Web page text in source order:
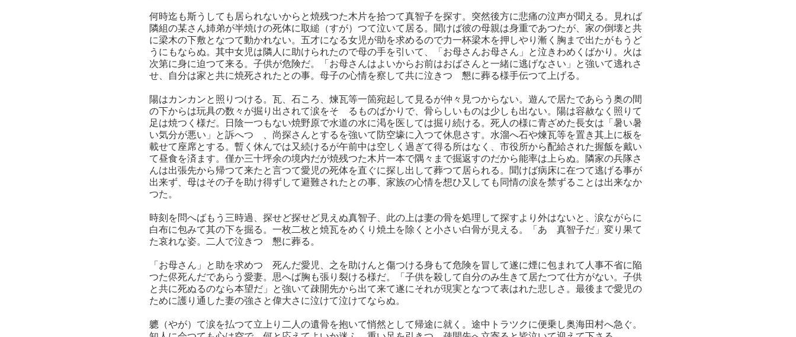
何時迄も斯うしても居られないからと焼残つた木片を拾つて真智子を探す。突然後方に悲痛の泣声が聞える。見れば
隣組の某さん姉弟が半焼けの死体に取縋（すが）つて泣いて居る。聞けば彼の母親は身重であつたが、家の倒壊と共
に梁木の下敷となつて動かれない。五才になる女児が助を求めるので力一杯梁木を押しやり漸く胸まで出たがもうど
うにもならぬ。其中女児は隣人に助けられたので母の手を引いて、「お母さんお母さん」と泣きわめくばかり。火は
次第に身に迫つて来る。子供が危険だ。「お母さんはよいからお前はおばさんと一緒に逃げなさい」と強いて逃れさ
せ、自分は家と共に焼死されたとの事。母子の心情を察して共に泣きつゝ懇に葬る様手伝つて上げる。
陽はカンカンと照りつける。瓦、石ころ、煉瓦等一箇宛起して見るが仲々見つからない。遊んで居たであらう奥の間
の下からは玩具の数々が掘り出されて涙をそゝるものばかりで、骨らしいものは少しも出ない。陽は容赦なく照りて
足は焼つく様だ。日陰一つもない焼野原で水道の水に渇を医しては掘り続ける。死人の様に青ざめた長女は「暑い暑
い気分が悪い」と訴へつゝ、尚探さんとするを強いて防空壕に入つて休息さす。水溜へ石や煉瓦等を置き其上に板を
載せて座席とする。暫く休んでは又続けるが午前中は空しく過ぎて得る所はなく、市役所から配給された握飯を戴い
て昼食を済ます。僅か三十坪余の境内だが焼残つた木片一本で隅々まで掘返すのだから能率は上らぬ。隣家の兵隊さ
んは出張先から帰つて来たと言つて愛児の死体を直ぐに探し出して葬つて居られる。聞けば病床に在つて逃げる事が
出来ず、母はその子を助け得ずして避難されたとの事、家族の心情を想ひ又しても同情の涙を禁ずることは出来なか
つた。
時刻を問へばもう三時過、探せど探せど見えぬ真智子、此の上は妻の骨を処理して探すより外はないと、涙ながらに
白布に包みて其の下を掘る。一枚二枚と焼瓦をめくり焼土を除くと小さい白骨が見える。「あゝ真智子だ」変り果て
た哀れな姿。二人で泣きつゝ懇に葬る。
「お母さん」と助を求めつゝ死んだ愛児、之を助けんと傷つける身もて危険を冒して遂に煙に包まれて人事不省に陥
つた侭死んだであらう愛妻。思へば胸も張り裂ける様だ。「子供を殺して自分のみ生きて居たつて仕方がない。子供
と共に死ぬるのなら本望だ」と強いて疎開先から出て来て遂にそれが現実となつて表はれた悲しさ。最後まで愛児の
ために護り通した妻の強さと偉大さに泣けて泣けてならぬ。
軈（やが）て涙を払つて立上り二人の遺骨を抱いて悄然として帰途に就く。途中トラツクに便乗し奥海田村へ急ぐ。